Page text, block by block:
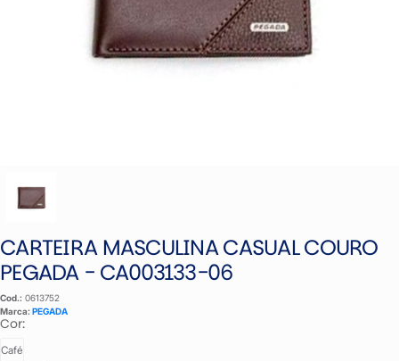
CARTEIRA MASCULINA CASUAL COURO
PEGADA - CA003133-06
Cod.: 0613752
Marca: PEGADA
Cor:
Café